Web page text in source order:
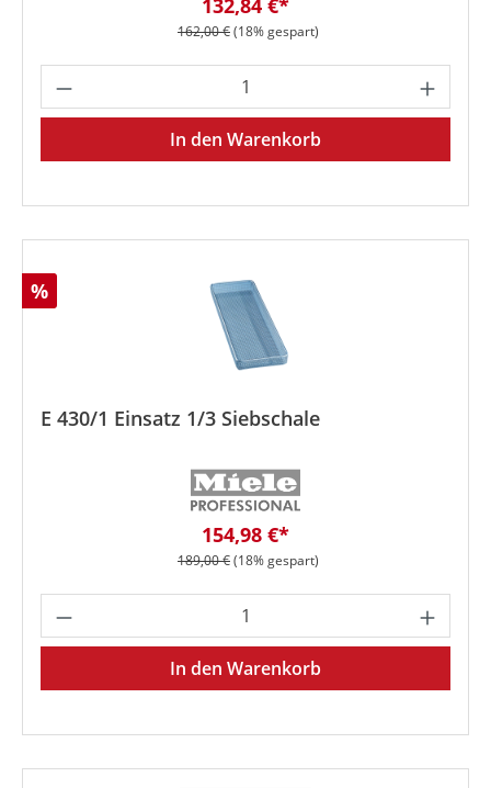
132,84 €*
Regulärer Preis:
162,00 €(18% gespart)
Produkt Anzahl: Gib den
In den Warenkorb
Rabatt
%
E 430/1 Einsatz 1/3 Siebschale
Verkaufspreis:
154,98 €*
Regulärer Preis:
189,00 €(18% gespart)
Produkt Anzahl: Gib den
In den Warenkorb